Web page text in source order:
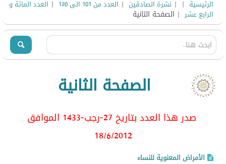
الرئيسية |
| نشرة الصادقين | العدد من 101 الى 120 | العدد المائة و
الرابع عشر | الصفحة الثانية
الصفحة الثانية
صدر هذا العدد بتاريخ 27-رجب-1433 الموافق
18/6/2012
الأمراض المعنوية للنساء